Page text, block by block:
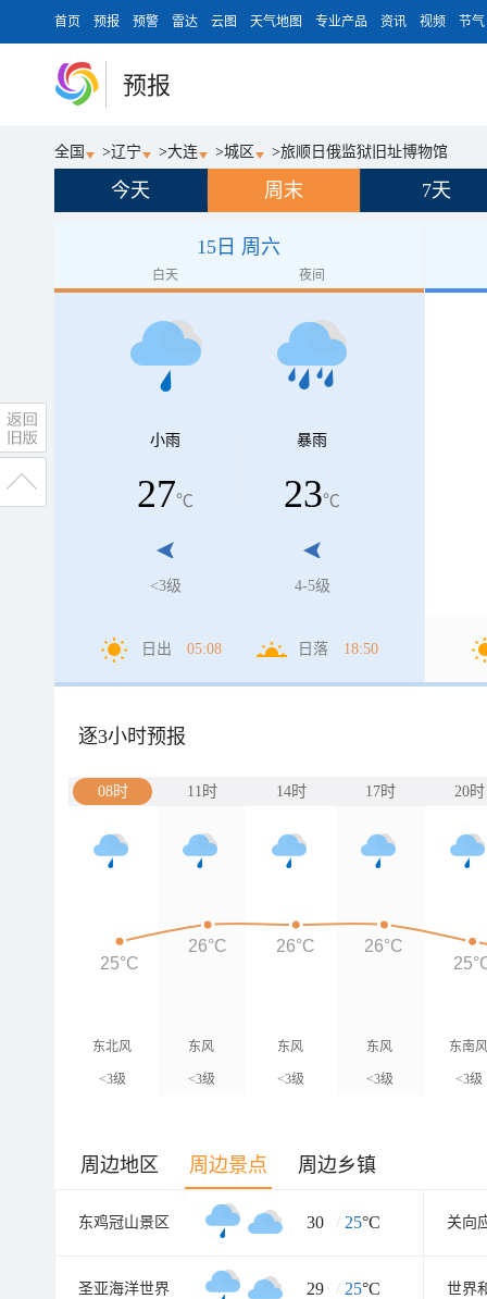
首页 预报 预警 雷达 云图 天气地图 专业产品 资讯 视频 节气
预报
全国 >辽宁 >大连 >城区 >旅顺日俄监狱旧址博物馆
今天 周末 7天
15日 周六
白天 夜间
小雨
27℃
<3级
暴雨
23℃
4-5级
日出 05:08 日落 18:50
逐3小时预报
08时 11时 14时 17时 20时
东北风
<3级
东风
<3级
东风
<3级
东风
<3级
东南
<3级
25°C
26°C 26°C 26°C
周边地区 周边景点 周边乡镇
东鸡冠山景区 30 / 25°C 关向
圣亚海洋世界 29 / 25°C 世界